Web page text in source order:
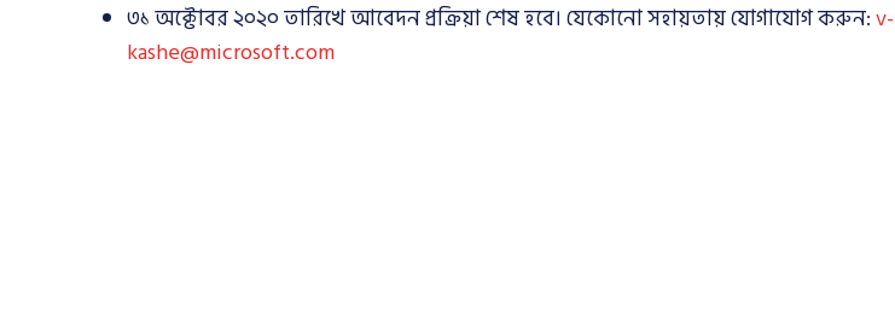
৩১ অক্টোবর ২০২০ তারিখে আবেদন প্রক্রিয়া শেষ হবে। যেকোনো সহায়তায় যোগাযোগ করুন:v-
kashe@microsoft.com